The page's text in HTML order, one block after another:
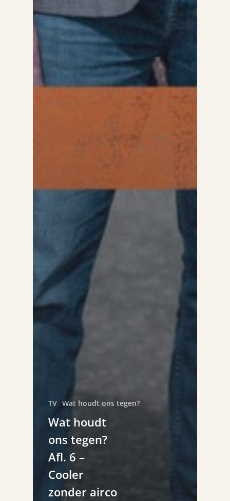
TV Wat houdt ons tegen?
Wat houdt
ons tegen?
Afl. 6 –
Cooler
zonder airco